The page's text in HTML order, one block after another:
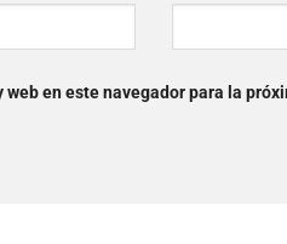
en este navegador para la